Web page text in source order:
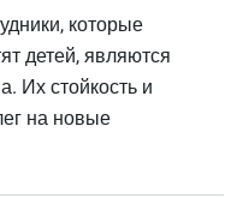
которые
детей, являются
Их стойкость и
на новые